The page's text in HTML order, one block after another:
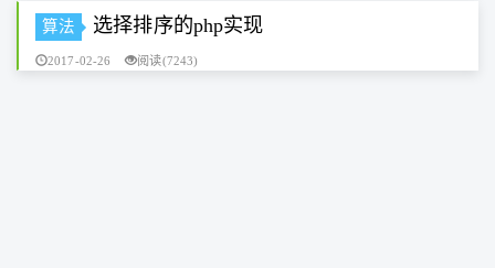
算法 选择排序的php实现
2017-02-26 阅读(7243)